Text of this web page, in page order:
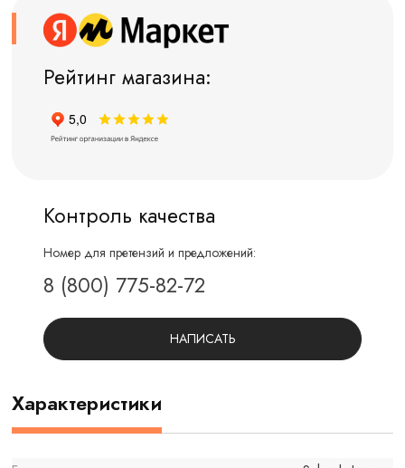
Рейтинг магазина:
Контроль качества
Номер для претензий и предложений:
8 (800) 775-82-72
НАПИСАТЬ
Характеристики